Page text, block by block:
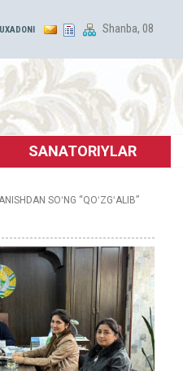
Shanba, 08
SANATORIYLAR
SOʻNG “QOʻZGʻALIB”